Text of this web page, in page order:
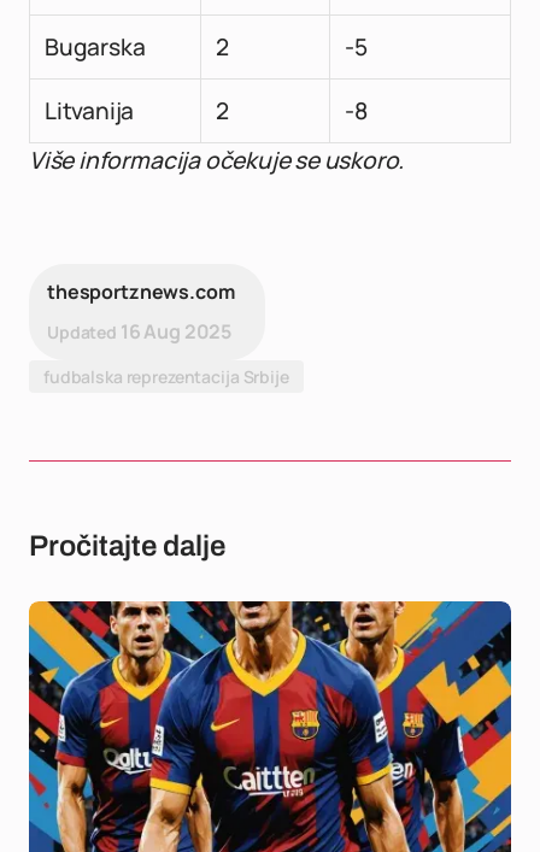
Bugarska 2 -5
Litvanija 2
-8
Više informacija očekuje se uskoro.
thesportznews.com
Updated 16 Aug 2025
fudbalska reprezentacija Srbije
Pročitajte dalje